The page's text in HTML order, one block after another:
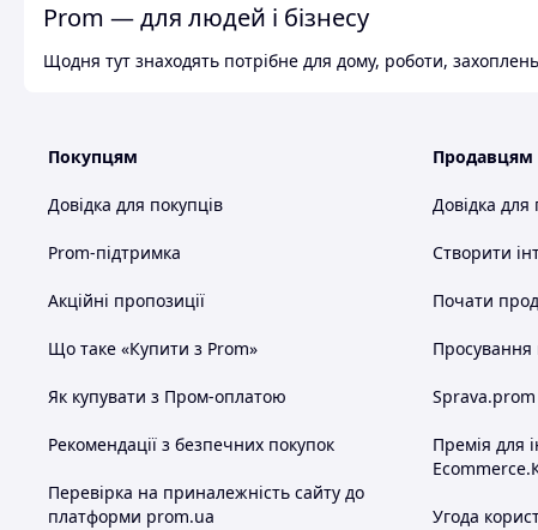
Prom — для людей і бізнесу
Щодня тут знаходять потрібне для дому, роботи,
Покупцям
Довідка для покупців
Prom-підтримка
Акційні пропозиції
Що таке «Купити з Prom»
Як купувати з Пром-оплатою
Рекомендації з безпечних покупок
Перевірка на приналежність сайту до
платформи prom.ua
Продавцям
Довідка для
Створити
Почати
Просування
Премія для
Угода